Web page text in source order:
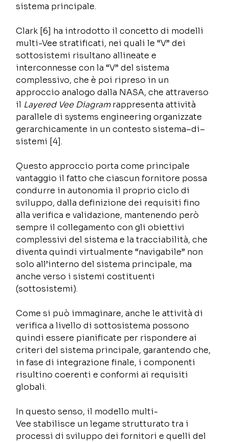
sistema principale.
Clark [6] ha introdotto il concetto di modelli
multi-Vee stratificati, nei quali le “V” dei
sottosistemi risultano allineate e
interconnesse con la “V” del sistema
complessivo, che è poi ripreso in un
approccio analogo dalla NASA, che attraverso
il Layered Vee Diagram rappresenta attività
parallele di systems engineering organizzate
gerarchicamente in un contesto sistema–di–
sistemi [4].
Questo approccio porta come principale
vantaggio il fatto che ciascun fornitore possa
condurre in autonomia il proprio ciclo di
sviluppo, dalla definizione dei requisiti fino
alla verifica e validazione, mantenendo però
sempre il collegamento con gli obiettivi
complessivi del sistema e la tracciabilità, che
diventa quindi virtualmente “navigabile” non
solo all’interno del sistema principale, ma
anche verso i sistemi costituenti
(sottosistemi).
Come si può immaginare, anche le attività di
verifica a livello di sottosistema possono
quindi essere pianificate per rispondere ai
criteri del sistema principale, garantendo che,
in fase di integrazione finale, i componenti
risultino coerenti e conformi ai requisiti
globali.
In questo senso, il modello multi-
Vee stabilisce un legame strutturato tra i
processi di sviluppo dei fornitori e quelli del